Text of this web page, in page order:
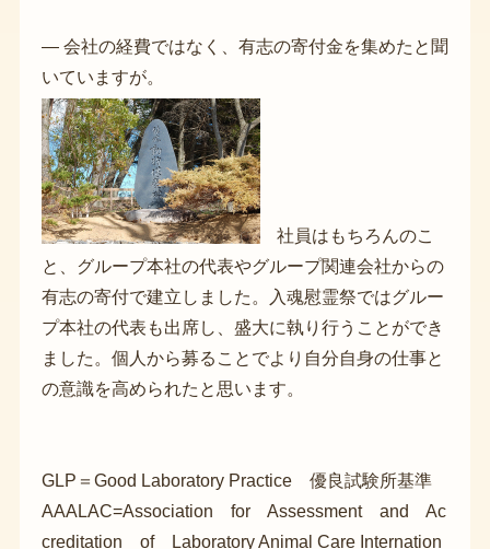
― 会社の経費ではなく、有志の寄付金を集めたと聞
いていますが。
社員はもちろんのこ
と、グループ本社の代表やグループ関連会社からの
有志の寄付で建立しました。入魂慰霊祭ではグルー
プ本社の代表も出席し、盛大に執り行うことができ
ました。個人から募ることでより自分自身の仕事と
の意識を高められたと思います。
GLP＝Good Laboratory Practice 優良試験所基準
AAALAC=Association for Assessment and Ac
creditation of Laboratory Animal Care Internation